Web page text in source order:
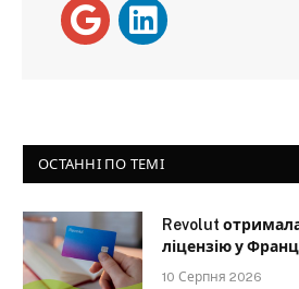
ОСТАННІ ПО ТЕМІ
Revolut
ліцензію у
10 Серпня 2026